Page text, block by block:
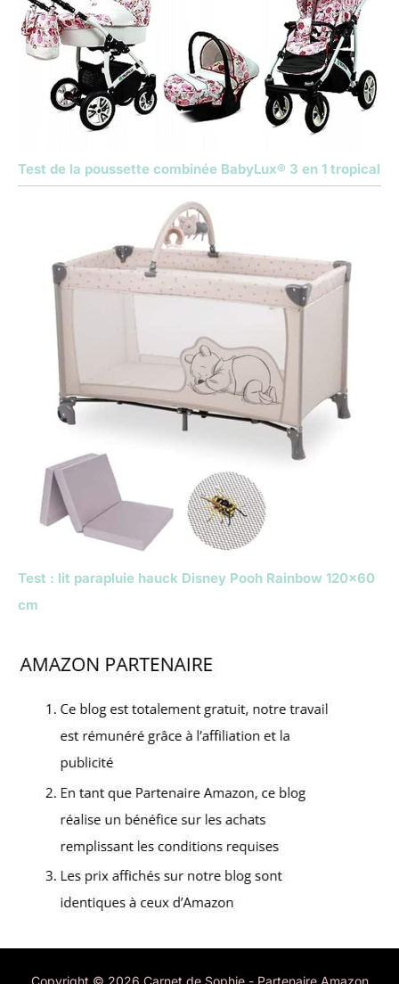
Test de la poussette combinée BabyLux® 3 en 1 tropical
Test : lit parapluie hauck Disney Pooh Rainbow 120×60
cm
Copyright © 2026 Carnet de Sophie - Partenaire Amazon